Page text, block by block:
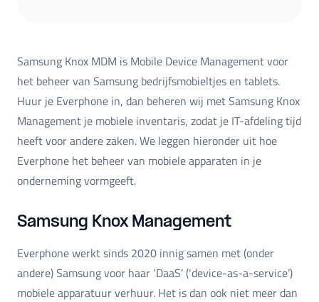
Samsung Knox MDM is Mobile Device Management voor
het beheer van Samsung bedrijfsmobieltjes en tablets.
Huur je Everphone in, dan beheren wij met Samsung Knox
Management je mobiele inventaris, zodat je IT-afdeling tijd
heeft voor andere zaken. We leggen hieronder uit hoe
Everphone het beheer van mobiele apparaten in je
onderneming vormgeeft.
Samsung Knox Management
Everphone werkt sinds 2020 innig samen met (onder
andere) Samsung voor haar ‘DaaS’ (‘device-as-a-service’)
mobiele apparatuur verhuur. Het is dan ook niet meer dan